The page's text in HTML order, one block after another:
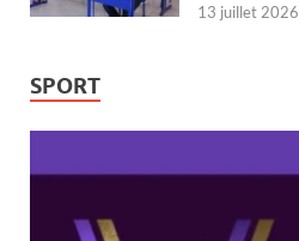
13 juillet 2026
SPORT